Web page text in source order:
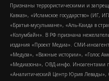
Признаны террористическими и
Кавказ», «Исламское государство»
«Братья-мусульмане», «Аль-Каида в
«Колумбайн». В РФ признана
издания «Проект Медиа». СМИ-
«Медуза», «Важные истории», «Голос
«Медиазона», ОВД-инфо. Иноагентами
«Аналитический Центр Юрия Левады»,